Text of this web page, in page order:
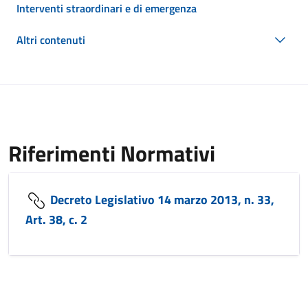
Interventi straordinari e di emergenza
Altri contenuti
Riferimenti Normativi
Decreto Legislativo 14 marzo 2013, n. 33,
Art. 38, c. 2